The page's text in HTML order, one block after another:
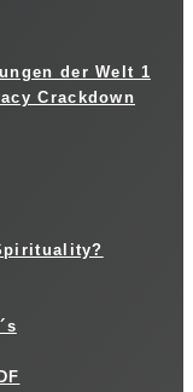
der Welt 1
Crackdown